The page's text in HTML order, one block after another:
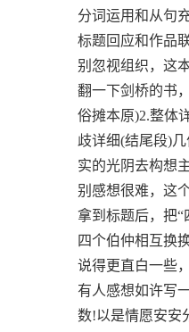
分词运用和从句
标题回应和作品
别忽视组织，这
翻一下剑桥的书
俗摊本原)2.整体
歧详细(结尾段)
实的光阴去构想
别感想很难，这
拿到标题后，把
四个伯仲相互换
说得更直白一些
有人感想如许写
数!以是情愿安安